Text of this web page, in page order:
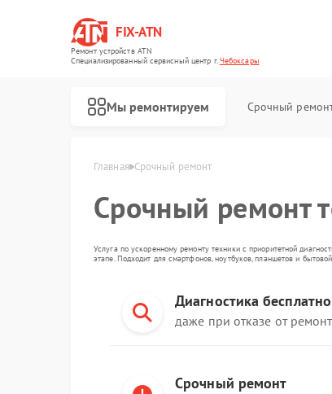
FIX-ATN
Ремонт устройств ATN
Специализированный cервисный центр г.Чебоксары
Мы ремонтируем Срочный
Главная Срочный ремонт
Срочный ремонт
Услуга по ускоренному ремонту техники с приоритетной
этапе. Подходит для смартфонов, ноутбуков, планшетов и
Диагностика бесплатно
даже при отказе от
Срочный ремонт